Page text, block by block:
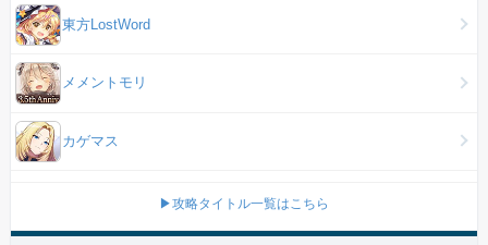
東方LostWord
メメントモリ
カゲマス
▶攻略タイトル一覧はこちら